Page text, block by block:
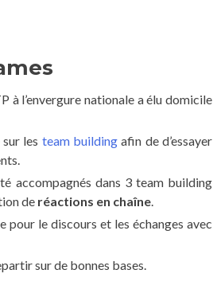
à l’envergure nationale a élu domicile
les team buildingafin de d’essayer
accompagnés dans 3 team building
de réactions en chaîne.
le discours et les échanges avec
sur de bonnes bases.